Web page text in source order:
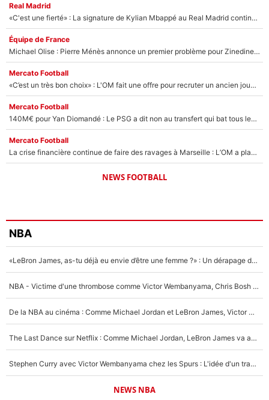
Real Madrid
«C'est une fierté» : La signature de Kylian Mbappé au Real Madrid continue de régaler l'Espagne
Équipe de France
Michael Olise : Pierre Ménès annonce un premier problème pour Zinedine Zidane en équipe de France
Mercato Football
«C’est un très bon choix» : L'OM fait une offre pour recruter un ancien joueur du PSG... et c'est validé dans l'After Foot !
Mercato Football
140M€ pour Yan Diomandé : Le PSG a dit non au transfert qui bat tous les records sur le mercato
Mercato Football
La crise financière continue de faire des ravages à Marseille : L’OM a placé 12 joueurs sur le marché des transferts… et ça pourrait lui rapporter près de 100M€ !
NEWS FOOTBALL
NBA
«LeBron James, as-tu déjà eu envie d’être une femme ?» : Un dérapage de Donald Trump sur la superstar de la NBA refait surface
NBA - Victime d'une thrombose comme Victor Wembanyama, Chris Bosh prévient le Français des risques sur sa santé : «J’ai failli mourir sur le coup et j’ai été ramené à la vie»
De la NBA au cinéma : Comme Michael Jordan et LeBron James, Victor Wembanyama rêve d'une carrière d'acteur !
The Last Dance sur Netflix : Comme Michael Jordan, LeBron James va avoir le droit à sa série !
Stephen Curry avec Victor Wembanyama chez les Spurs : L'idée d'un trade historique est lancée en NBA !
NEWS NBA